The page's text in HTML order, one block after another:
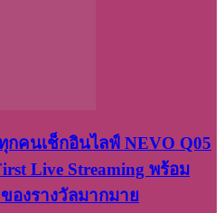
คนเช็กอินไลฟ์ NEVO Q05
Live Streaming พร้อม
องรางวัลมากมาย